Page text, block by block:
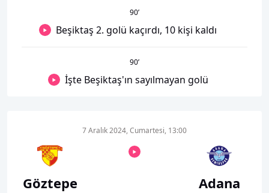
90’
Beşiktaş 2. golü kaçırdı, 10 kişi kaldı
90’
İşte Beşiktaş'ın sayılmayan golü
Göztepe
7 Aralık 2024, Cumartesi, 13:00
Adana